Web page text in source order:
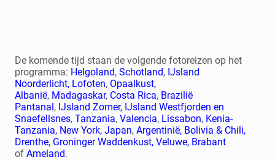
De komende tijd staan de volgende fotoreizen op het
programma: Helgoland,Schotland, IJsland
Noorderlicht, Lofoten, Opaalkust,
Albanië, Madagaskar, Costa Rica, Brazilië
Pantanal, IJsland Zomer, IJsland Westfjorden en
Snaefellsnes,Tanzania,Valencia, Lissabon, Kenia-
Tanzania, New York,Japan,Argentinië, Bolivia & Chili,
Drenthe, Groninger Waddenkust,Veluwe, Brabant
ofAmeland.